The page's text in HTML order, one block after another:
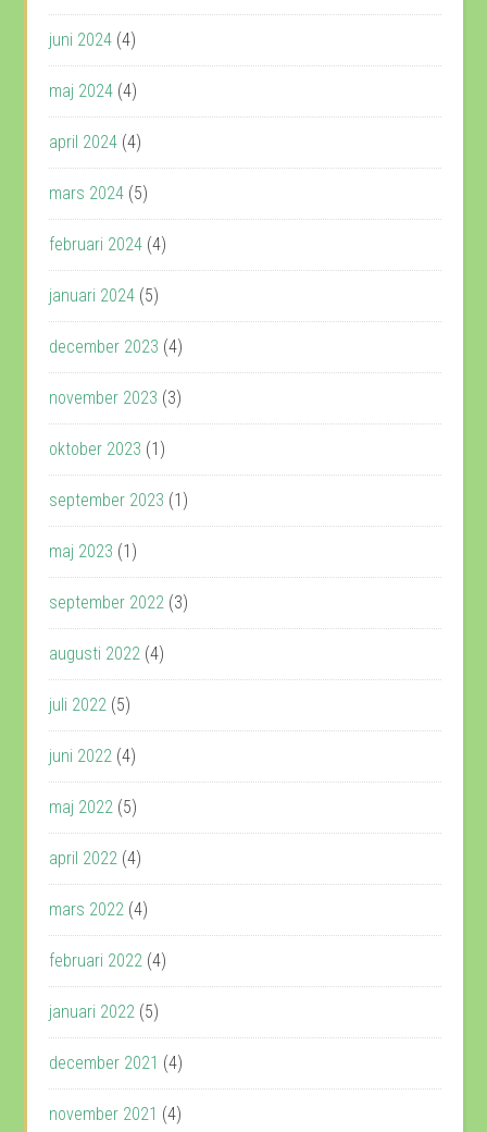
juni 2024 (4)
maj 2024 (4)
april 2024 (4)
mars 2024 (5)
februari 2024 (4)
januari 2024 (5)
december 2023 (4)
november 2023 (3)
oktober 2023 (1)
september 2023 (1)
maj 2023 (1)
september 2022 (3)
augusti 2022 (4)
juli 2022 (5)
juni 2022 (4)
maj 2022 (5)
april 2022 (4)
mars 2022 (4)
februari 2022 (4)
januari 2022 (5)
december 2021 (4)
november 2021 (4)